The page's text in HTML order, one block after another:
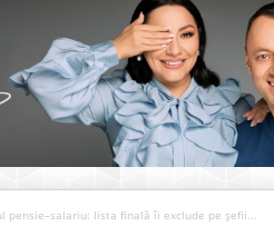
pensie–salariu: lista finală îi exclude pe șefii...